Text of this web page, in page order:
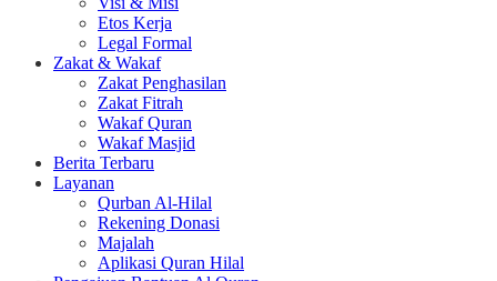
Etos Kerja
Legal Formal
Zakat & Wakaf
Zakat Penghasilan
Zakat Fitrah
Wakaf Quran
Wakaf Masjid
Berita Terbaru
Layanan
Qurban Al-Hilal
Rekening Donasi
Majalah
Aplikasi Quran Hilal